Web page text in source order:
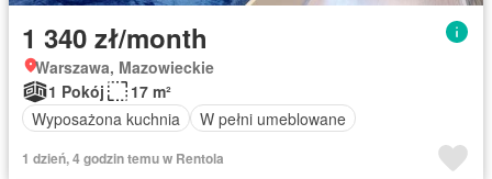
1 340 zł/month
Warszawa, Mazowieckie
1 Pokój
17 m²
Wyposażona kuchnia
W pełni umeblowane
1 dzień, 4 godzin temu w Rentola